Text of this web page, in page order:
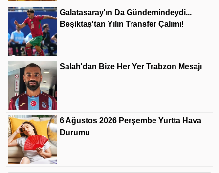
Galatasaray'ın Da Gündemindeydi...
Beşiktaş'tan Yılın Transfer Çalımı!
Salah'dan Bize Her Yer Trabzon Mesajı
6 Ağustos 2026 Perşembe Yurtta Hava
Durumu